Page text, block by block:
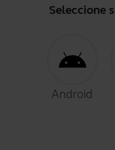
Seleccione
Android